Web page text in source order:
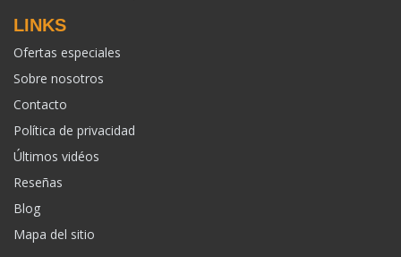
LINKS
Ofertas especiales
Sobre nosotros
Contacto
Política de privacidad
Últimos vidéos
Reseñas
Blog
Mapa del sitio